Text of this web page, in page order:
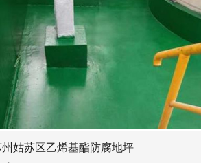
州姑苏区乙烯基酯防腐地坪